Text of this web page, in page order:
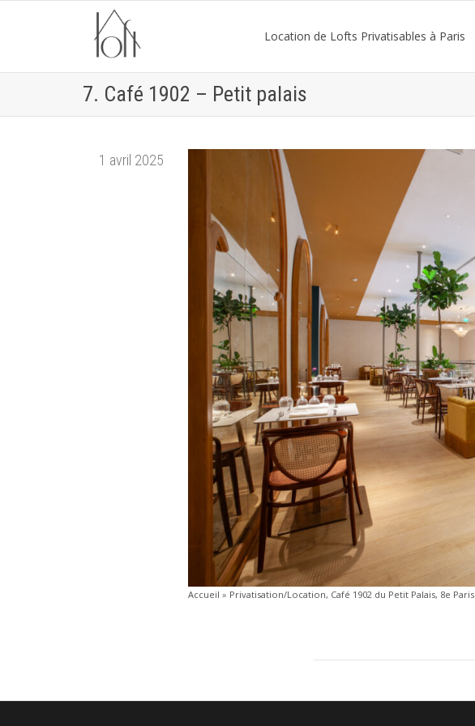
Location de Lofts Privatisables à Paris
7. Café 1902 – Petit palais
1 avril 2025
Accueil » Privatisation/Location, Café 1902 du Petit Palais, 8e Paris